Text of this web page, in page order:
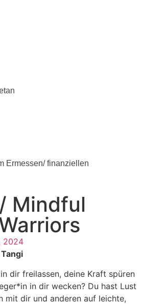
Ermessen/ finanziellen
Mindful
2024
dir freilassen, deine Kraft spüren
in dir wecken? Du hast Lust
mit dir und anderen auf leichte,